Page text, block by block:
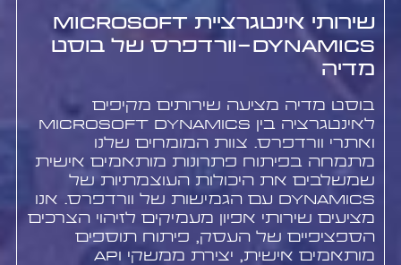
שירותי אינטגרציית Microsoft
Dynamics-וורדפרס של בוסט
מדיה
בוסט מדיה מציעה שירותים מקיפים
לאינטגרציה בין Microsoft Dynamics
ואתרי וורדפרס. צוות המומחים שלנו
מתמחה בפיתוח פתרונות מותאמים אישית
שמשלבים את היכולות העוצמתיות של
Dynamics עם הגמישות של וורדפרס. אנו
מציעים שירותי אפיון מעמיקים לזיהוי הצרכים
הספציפיים של העסק, פיתוח תוספים
מותאמים אישית, יצירת ממשקי API